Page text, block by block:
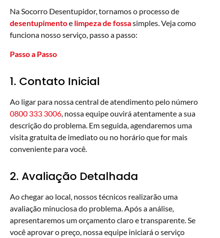
Na Socorro Desentupidor, tornamos o processo de
desentupimentoe limpeza de fossasimples. Veja como
funciona nosso serviço, passo a passo:
Passo a Passo
1. Contato Inicial
Ao ligar para nossa central de atendimento pelo número
0800 333 3006 , nossa equipe ouvirá atentamente a sua
descrição do problema. Em seguida, agendaremos uma
visita gratuita de imediato ou no horário que for mais
conveniente para você.
2. Avaliação Detalhada
Ao chegar ao local, nossos técnicos realizarão uma
avaliação minuciosa do problema. Após a análise,
apresentaremos um orçamento claro e transparente. Se
você aprovar o preço, nossa equipe iniciará o serviço